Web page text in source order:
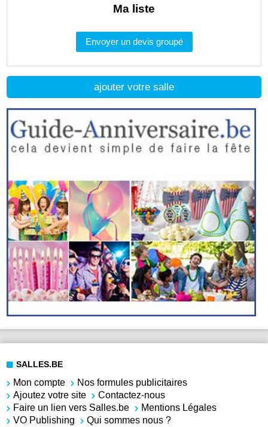
ajouter votre salle
Ma liste
Envoyer un devis groupé
SALLES.BE
Mon compte
Nos formules publicitaires
Ajoutez votre site
Contactez-nous
Faire un lien vers Salles.be
Mentions Légales
VO Publishing
Qui sommes nous ?